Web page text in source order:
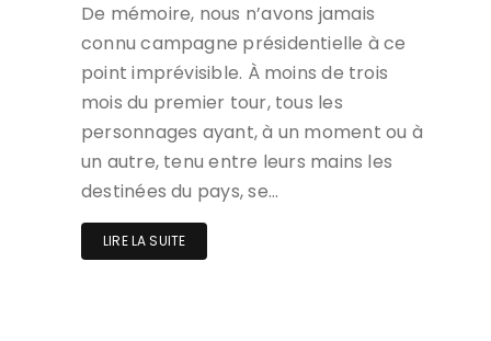
De mémoire, nous n’avons jamais
connu campagne présidentielle à ce
point imprévisible. À moins de trois
mois du premier tour, tous les
personnages ayant, à un moment ou à
un autre, tenu entre leurs mains les
destinées du pays, se…
LIRE LA SUITE